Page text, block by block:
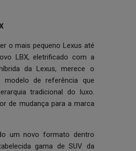
o mais pequeno Lexus até
LBX, eletrificado com a
da Lexus, merece o
modelo de referência que
tradicional do luxo.
de mudança para a marca
um novo formato dentro
gama de SUV da